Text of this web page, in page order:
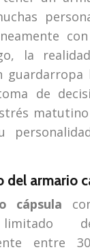
la
guardarropa
de
del armario
cápsula
entre